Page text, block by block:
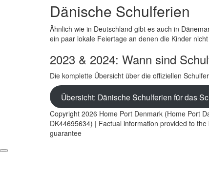
Dänische Schulferien
Ähnlich wie in Deutschland gibt es auch in
ein paar lokale Feiertage an denen die Kinder
2023 & 2024: Wann sind
Die komplette Übersicht über die offiziellen
Übersicht: Dänische Schulferien für das
Copyright 2026 Home Port Denmark (Home Port
DK44695634) | Factual information provided to
guarantee